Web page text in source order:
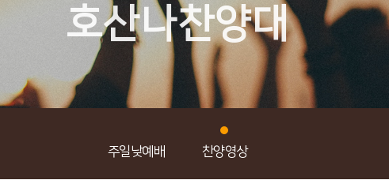
호산나찬양대
주일낮예배 찬양영상